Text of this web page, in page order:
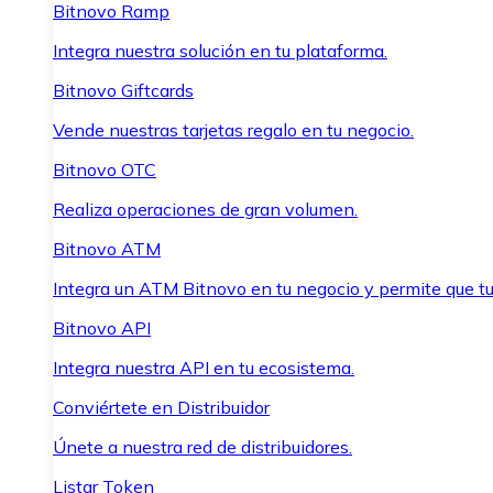
Bitnovo Ramp
Integra nuestra solución en tu plataforma.
Bitnovo Giftcards
Vende nuestras tarjetas regalo en tu negocio.
Bitnovo OTC
Realiza operaciones de gran volumen.
Bitnovo ATM
Integra un ATM Bitnovo en tu negocio y permite que
Bitnovo API
Integra nuestra API en tu ecosistema.
Conviértete en Distribuidor
Únete a nuestra red de distribuidores.
Listar Token